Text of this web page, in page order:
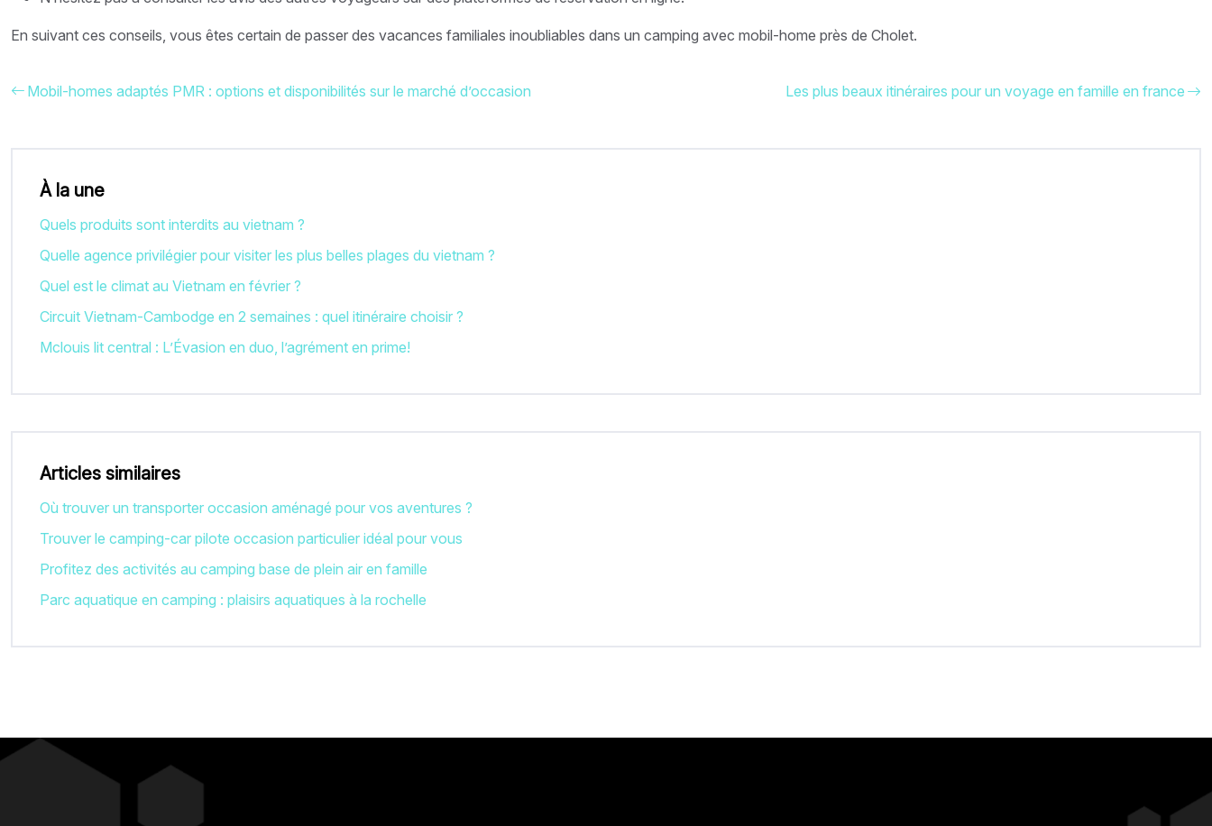
En suivant ces conseils, vous êtes certain de passer des vacances familiales inoubliables dans un camping avec mobil-home près de Cholet.
Mobil-homes adaptés PMR : options et disponibilités sur le marché d’occasion Les plus beaux itinéraires pour un voyage en famille en france
À la une
Quels produits sont interdits au vietnam ?
Quelle agence privilégier pour visiter les plus belles plages du vietnam ?
Quel est le climat au Vietnam en février ?
Circuit Vietnam-Cambodge en 2 semaines : quel itinéraire choisir ?
Mclouis lit central : L’Évasion en duo, l’agrément en prime!
Articles similaires
Où trouver un transporter occasion aménagé pour vos aventures ?
Trouver le camping-car pilote occasion particulier idéal pour vous
Profitez des activités au camping base de plein air en famille
Parc aquatique en camping : plaisirs aquatiques à la rochelle